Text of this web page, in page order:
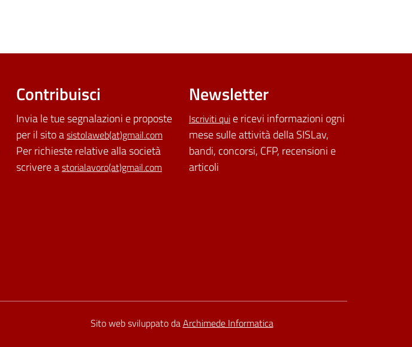
Contribuisci
Invia le tue segnalazioni e proposte
per il sito asistolaweb(at)gmail.com
Per richieste relative alla società
scrivere astorialavoro(at)gmail.com
Newsletter
Iscriviti quie ricevi informazioni ogni
mese sulle attività della SISLav,
bandi, concorsi, CFP, recensioni e
articoli
Sito web sviluppato daArchimede Informatica